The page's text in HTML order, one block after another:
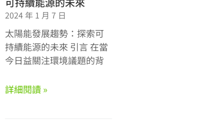
2024 年 1 月 7 日
太陽能發展趨勢：探索可
持續能源的未來 引言 在當
今日益關注環境議題的背
詳細閱讀 »